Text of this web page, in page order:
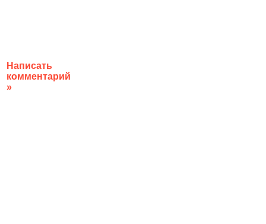
Написать
комментарий
»